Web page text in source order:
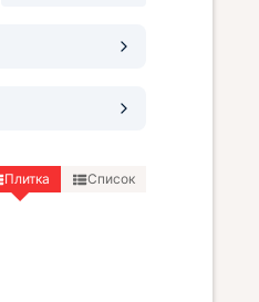
Плитка Список